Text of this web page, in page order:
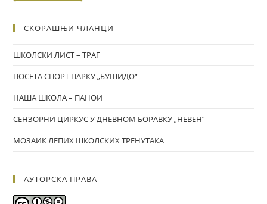
СКОРАШЊИ ЧЛАНЦИ
ШКОЛСКИ ЛИСТ – ТРАГ
ПОСЕТА СПОРТ ПАРКУ „БУШИДО“
НАША ШКОЛА – ПАНОИ
СЕНЗОРНИ ЦИРКУС У ДНЕВНОМ БОРАВКУ „НЕВЕН”
МОЗАИК ЛЕПИХ ШКОЛСКИХ ТРЕНУТАКА
АУТОРСКА ПРАВА